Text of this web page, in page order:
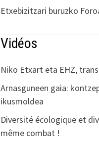
Etxebizitzari buruzko
Vidéos
Niko Etxart eta EHZ,
Arnasguneen gaia:
ikusmoldea
Diversité écologique et
même combat !